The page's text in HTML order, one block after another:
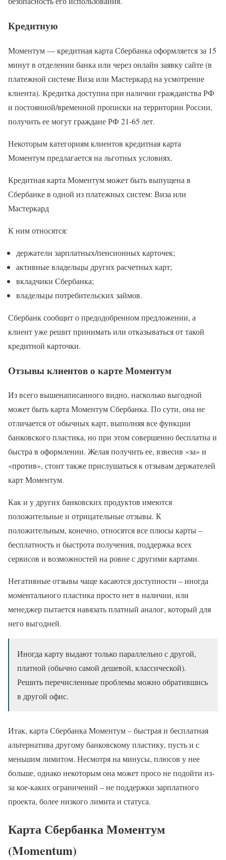
Кредитную
Моментум — кредитная карта Сбербанка оформляется за 15
минут в отделении банка или через онлайн заявку сайте (в
платежной системе Виза или Мастеркард на усмотрение
клиента). Кредитка доступна при наличии гражданства РФ
и постоянной/временной прописки на территории России,
получить ее могут граждане РФ 21-65 лет.
Некоторым категориям клиентов кредитная карта
Моментум предлагается на льготных условиях.
Кредитная карта Моментум может быть выпущена в
Сбербанке в одной из платежных систем: Виза или
Мастеркард
К ним относятся:
держатели зарплатных/пенсионных карточек;
активные владельцы других расчетных карт;
вкладчики Сбербанка;
владельцы потребительских займов.
Сбербанк сообщит о предодобренном предложении, а
клиент уже решит принимать или отказываться от такой
кредитной карточки.
Отзывы клиентов о карте Моментум
Из всего вышенаписанного видно, насколько выгодной
может быть карта Моментум Сбербанка. По сути, она не
отличается от обычных карт, выполняя все функции
банковского пластика, но при этом совершенно бесплатна и
быстра в оформлении. Желая получить ее, взвесив «за» и
«против», стоит также прислушаться к отзывам держателей
карт Моментум.
Как и у других банковских продуктов имеются
положительные и отрицательные отзывы. К
положительным, конечно, относятся все плюсы карты –
бесплатность и быстрота получения, поддержка всех
сервисов и возможностей на ровне с другими картами.
Негативные отзывы чаще касаются доступности – иногда
моментального пластика просто нет в наличии, или
менеджер пытается навязать платный аналог, который для
него выгодней.
Иногда карту выдают только параллельно с другой,
платной (обычно самой дешевой, классической).
Решить перечисленные проблемы можно обратившись
в другой офис.
Итак, карта Сбербанка Моментум – быстрая и бесплатная
альтернатива другому банковскому пластику, пусть и с
меньшим лимитом. Несмотря на минусы, плюсов у нее
больше, однако некоторым она может просо не подойти из-
за кое-каких ограничений – не поддержки зарплатного
проекта, более низкого лимита и статуса.
Карта Сбербанка Моментум
(Momentum)